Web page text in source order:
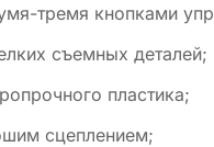
тремя кнопками
съемных деталей;
пластика;
сцеплением;